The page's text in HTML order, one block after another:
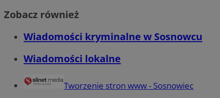
Zobacz również
Wiadomości kryminalne w Sosnowcu
Wiadomości lokalne
Tworzenie stron www - Sosnowiec